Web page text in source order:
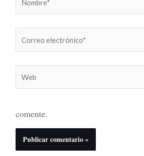
electrónico*
comente.